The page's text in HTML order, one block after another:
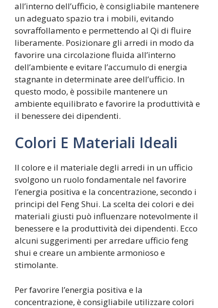
all’interno dell’ufficio, è consigliabile mantenere
un adeguato spazio tra i mobili, evitando
sovraffollamento e permettendo al Qi di fluire
liberamente. Posizionare gli arredi in modo da
favorire una circolazione fluida all’interno
dell’ambiente e evitare l’accumulo di energia
stagnante in determinate aree dell’ufficio. In
questo modo, è possibile mantenere un
ambiente equilibrato e favorire la produttività e
il benessere dei dipendenti.
Colori E Materiali Ideali
Il colore e il materiale degli arredi in un ufficio
svolgono un ruolo fondamentale nel favorire
l’energia positiva e la concentrazione, secondo i
principi del Feng Shui. La scelta dei colori e dei
materiali giusti può influenzare notevolmente il
benessere e la produttività dei dipendenti. Ecco
alcuni suggerimenti per arredare ufficio feng
shui e creare un ambiente armonioso e
stimolante.
Per favorire l’energia positiva e la
concentrazione, è consigliabile utilizzare colori